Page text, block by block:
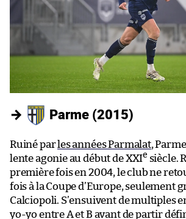
→ Parme (2015)
Ruiné parles années Parmalat,
lente agonie au début de XXIe siècle.
première fois en 2004, le club ne
fois à la Coupe d’Europe, seulement
Calciopoli. S’ensuivent de multiples
yo-yo entre A et B avant de partir